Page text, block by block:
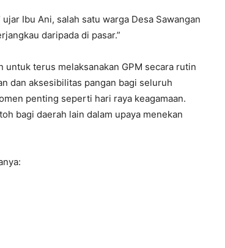
Ibu Ani, salah satu warga Desa Sawangan
daripada di pasar.”
terus melaksanakan GPM secara rutin
dan aksesibilitas pangan bagi seluruh
penting seperti hari raya keagamaan.
bagi daerah lain dalam upaya menekan